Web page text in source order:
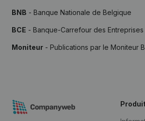
BNB - Banque Nationale de Belgique
BCE - Banque-Carrefour des Entreprises
Moniteur - Publications par le Moniteur